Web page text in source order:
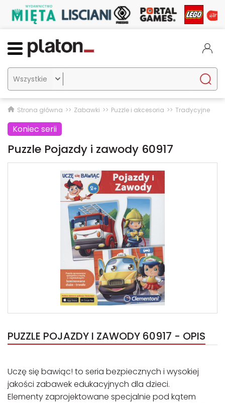

Strona główna Zabawki Puzzle i akcesoria Tradycyjne
Koniec serii
Puzzle Pojazdy i zawody 60917
PUZZLE POJAZDY I ZAWODY 60917 - OPIS
Uczę się bawiąc! to seria bezpiecznych i wysokiej
jakości zabawek edukacyjnych dla dzieci.
Elementy zaprojektowane specjalnie pod kątem